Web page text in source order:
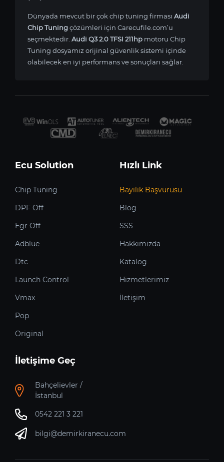
Dünyada mevcut bir çok chip tuning firması Audi
Chip Tuningçözümleri için Carecufile.com’u
seçmektedir. Audi Q3 2.0 TFSI 211hp motoru Chip
Tuning dosyamız orijinal güvenlik sistemi içinde
olabilecek en iyi performans ve sonuçları sağlar.
Ecu Solution
Chip Tuning
DPF Off
Egr Off
Adblue
Dtc
Launch Control
Vmax
Pop
Original
Hızlı Link
Bayilik Başvurusu
Blog
SSS
Hakkımızda
Katalog
Hizmetlerimiz
İletişim
İletişime Geç
Bahçelievler /
İstanbul
0542 221 3 221
bilgi@demirkiranecu.com